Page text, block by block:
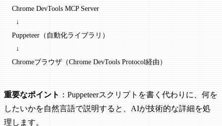
Chrome DevTools MCP Server
  ↓
Puppeteer（自動化ライブラリ）
  ↓
Chromeブラウザ（Chrome DevTools Protocol経由）
重要なポイント ：Puppeteerスクリプトを書く代わりに、何を
したいかを自然言語で説明すると、AIが技術的な詳細を処
理します。